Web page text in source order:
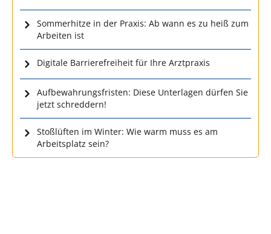
Sommerhitze in der Praxis: Ab wann es zu heiß zum
Arbeiten ist
Digitale Barrierefreiheit für Ihre Arztpraxis
Aufbewahrungsfristen: Diese Unterlagen dürfen Sie
jetzt schreddern!
Stoßlüften im Winter: Wie warm muss es am
Arbeitsplatz sein?